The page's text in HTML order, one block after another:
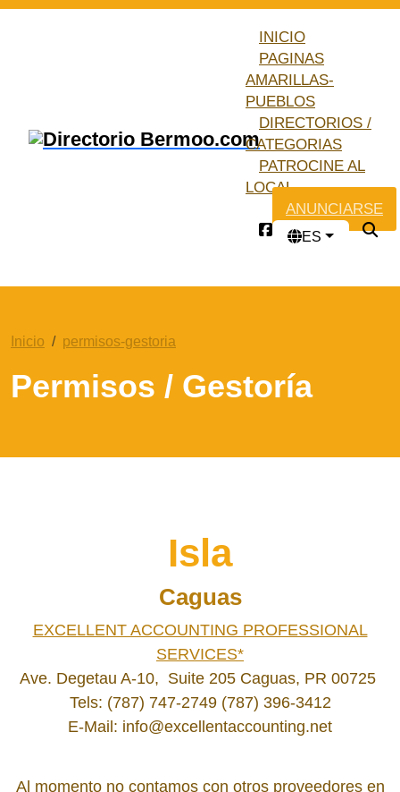
INICIO
PAGINAS
AMARILLAS-
PUEBLOS
DIRECTORIOS /
CATEGORIAS
PATROCINE AL
LOCAL
ANUNCIARSE
ES
Inicio permisos-gestoria
Permisos / Gestoría
Isla
Caguas
EXCELLENT ACCOUNTING PROFESSIONAL
SERVICES*
Ave. Degetau A-10, Suite 205 Caguas, PR 00725
Tels: (787) 747-2749 (787) 396-3412
E-Mail: info@excellentaccounting.net
Al momento no contamos con otros proveedores en